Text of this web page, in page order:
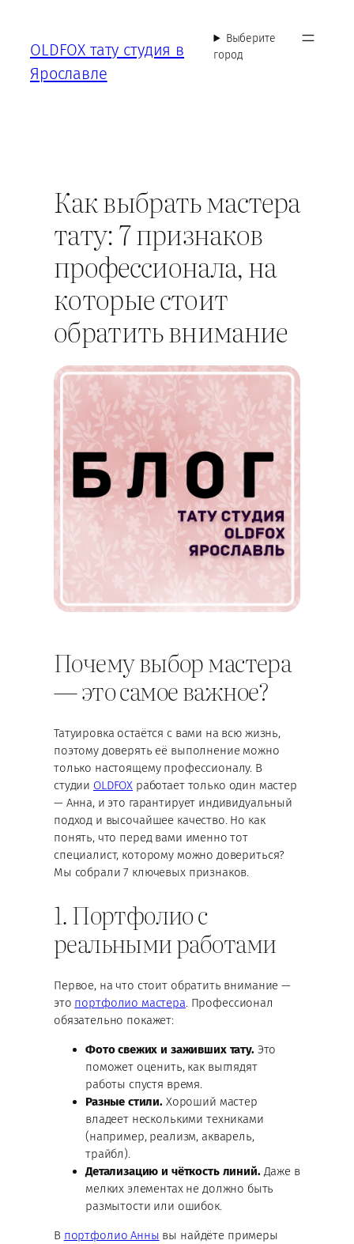
содержимому
OLDFOX тату студия в
Ярославле
Выберите
город
Как выбрать мастера
тату: 7 признаков
профессионала, на
которые стоит
обратить внимание
Почему выбор мастера
— это самое важное?
Татуировка остаётся с вами на всю жизнь,
поэтому доверять её выполнение можно
только настоящему профессионалу. В
студии OLDFOX работает только один мастер
— Анна, и это гарантирует индивидуальный
подход и высочайшее качество. Но как
понять, что перед вами именно тот
специалист, которому можно довериться?
Мы собрали 7 ключевых признаков.
1. Портфолио с
реальными работами
Первое, на что стоит обратить внимание —
это портфолио мастера. Профессионал
обязательно покажет:
Фото свежих и заживших тату.Это
поможет оценить, как выглядят
работы спустя время.
Разные стили. Хороший мастер
владеет несколькими техниками
(например, реализм, акварель,
трайбл).
Детализацию и чёткость линий.Даже в
мелких элементах не должно быть
размытости или ошибок.
В портфолио Анны вы найдёте примеры